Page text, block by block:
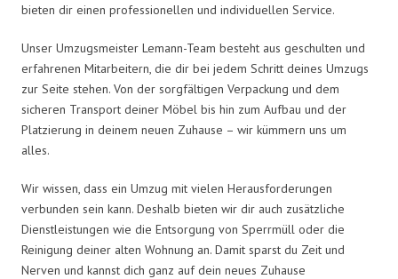
bieten dir einen professionellen und individuellen Service.
Unser Umzugsmeister Lemann-Team besteht aus geschulten und
erfahrenen Mitarbeitern, die dir bei jedem Schritt deines Umzugs
zur Seite stehen. Von der sorgfältigen Verpackung und dem
sicheren Transport deiner Möbel bis hin zum Aufbau und der
Platzierung in deinem neuen Zuhause – wir kümmern uns um
alles.
Wir wissen, dass ein Umzug mit vielen Herausforderungen
verbunden sein kann. Deshalb bieten wir dir auch zusätzliche
Dienstleistungen wie die Entsorgung von Sperrmüll oder die
Reinigung deiner alten Wohnung an. Damit sparst du Zeit und
Nerven und kannst dich ganz auf dein neues Zuhause